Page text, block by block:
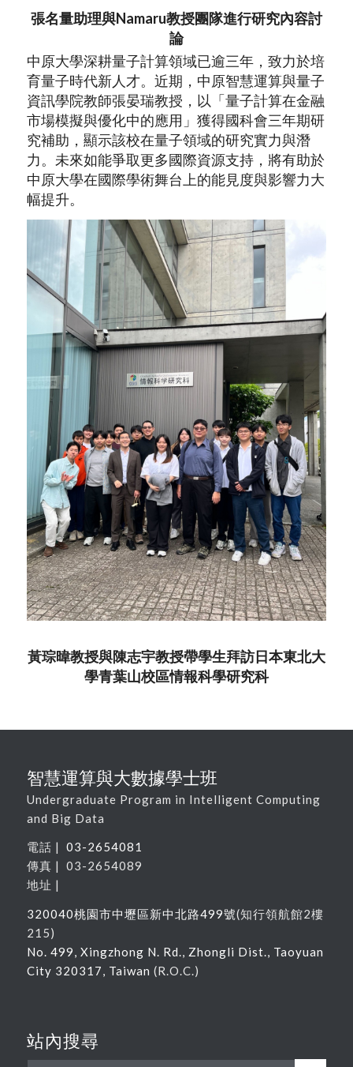
張名量助理與Namaru教授團隊進行研究內容討
論
中原大學深耕量子計算領域已逾三年，致力於培
育量子時代新人才。近期，中原智慧運算與量子
資訊學院教師張晏瑞教授，以「量子計算在金融
市場模擬與優化中的應用」獲得國科會三年期研
究補助，顯示該校在量子領域的研究實力與潛
力。未來如能爭取更多國際資源支持，將有助於
中原大學在國際學術舞台上的能見度與影響力大
幅提升。
黃琮暐教授與陳志宇教授帶學生拜訪日本東北大
學青葉山校區情報科學研究科
智慧運算與大數據學士班
Undergraduate Program in Intelligent Computing
and Big Data
電話 | 03-2654081
傳真 | 03-2654089
地址 |
320040桃園市中壢區新中北路499號(知行領航館2樓
215)
No. 499, Xingzhong N. Rd., Zhongli Dist., Taoyuan
City 320317, Taiwan (R.O.C.)
站內搜尋